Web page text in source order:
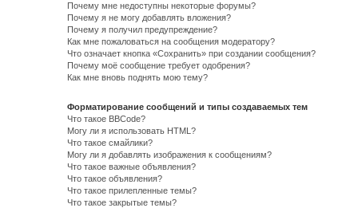
Почему мне недоступны некоторые форумы?
Почему я не могу добавлять вложения?
Почему я получил предупреждение?
Как мне пожаловаться на сообщения модератору?
Что означает кнопка «Сохранить» при создании сообщения?
Почему моё сообщение требует одобрения?
Как мне вновь поднять мою тему?
Форматирование сообщений и типы создаваемых тем
Что такое BBCode?
Могу ли я использовать HTML?
Что такое смайлики?
Могу ли я добавлять изображения к сообщениям?
Что такое важные объявления?
Что такое объявления?
Что такое прилепленные темы?
Что такое закрытые темы?